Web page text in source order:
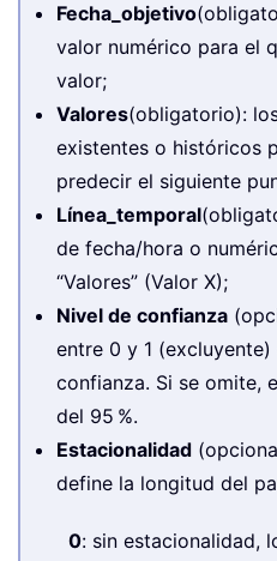
Fecha_objetivo
valor numérico para el
valor;
Valores(obligatorio):
existentes o históricos
predecir el siguiente
Línea_temporal
de fecha/hora o
“Valores” (Valor X);
Nivel de confianza
entre 0 y 1
confianza. Si se omite,
del 95 %.
Estacionalidad
define la longitud del
0: sin estacionalidad,